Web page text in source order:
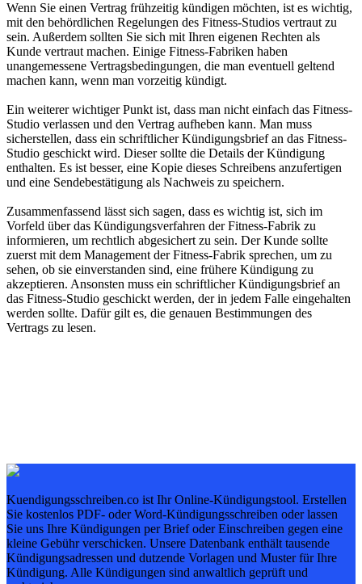
Wenn Sie einen Vertrag frühzeitig kündigen möchten, ist es wichtig,
mit den behördlichen Regelungen des Fitness-Studios vertraut zu
sein. Außerdem sollten Sie sich mit Ihren eigenen Rechten als
Kunde vertraut machen. Einige Fitness-Fabriken haben
unangemessene Vertragsbedingungen, die man eventuell geltend
machen kann, wenn man vorzeitig kündigt.
Ein weiterer wichtiger Punkt ist, dass man nicht einfach das Fitness-
Studio verlassen und den Vertrag aufheben kann. Man muss
sicherstellen, dass ein schriftlicher Kündigungsbrief an das Fitness-
Studio geschickt wird. Dieser sollte die Details der Kündigung
enthalten. Es ist besser, eine Kopie dieses Schreibens anzufertigen
und eine Sendebestätigung als Nachweis zu speichern.
Zusammenfassend lässt sich sagen, dass es wichtig ist, sich im
Vorfeld über das Kündigungsverfahren der Fitness-Fabrik zu
informieren, um rechtlich abgesichert zu sein. Der Kunde sollte
zuerst mit dem Management der Fitness-Fabrik sprechen, um zu
sehen, ob sie einverstanden sind, eine frühere Kündigung zu
akzeptieren. Ansonsten muss ein schriftlicher Kündigungsbrief an
das Fitness-Studio geschickt werden, der in jedem Falle eingehalten
werden sollte. Dafür gilt es, die genauen Bestimmungen des
Vertrags zu lesen.
Kuendigungsschreiben.co ist Ihr Online-Kündigungstool. Erstellen
Sie kostenlos PDF- oder Word-Kündigungsschreiben oder lassen
Sie uns Ihre Kündigungen per Brief oder Einschreiben gegen eine
kleine Gebühr verschicken. Unsere Datenbank enthält tausende
Kündigungsadressen und dutzende Vorlagen und Muster für Ihre
Kündigung. Alle Kündigungen sind anwaltlich geprüft und